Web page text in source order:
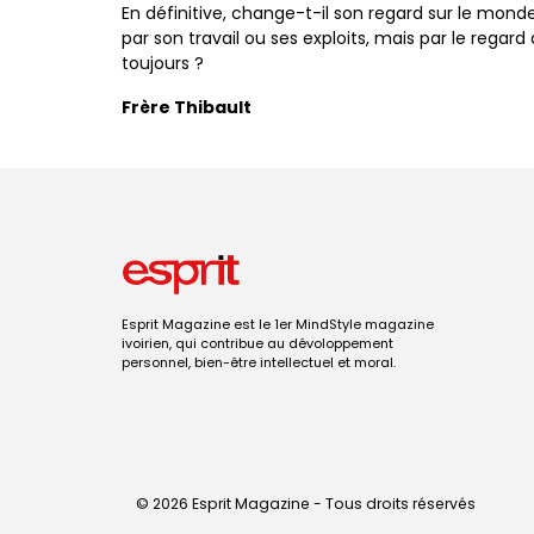
En définitive, change-t-il son regard sur le
par son travail ou ses exploits, mais par le
toujours ?
Frère Thibault
Esprit Magazine est le 1er MindStyle magazine
ivoirien, qui contribue au dévoloppement
personnel, bien-être intellectuel et moral.
© 2026 Esprit Magazine - Tous droits réservés